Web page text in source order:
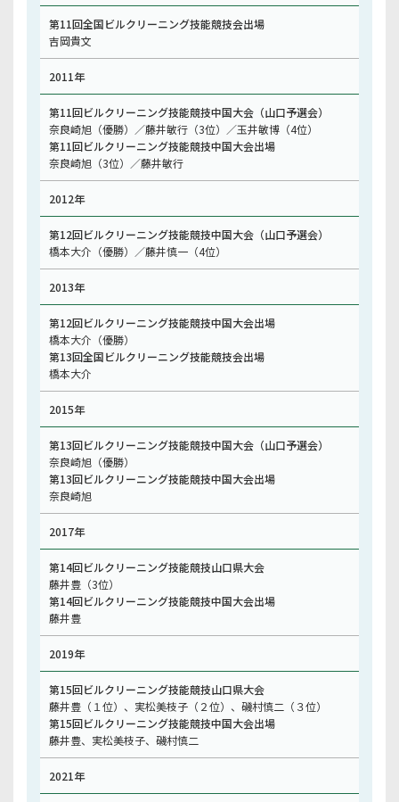
第11回全国ビルクリーニング技能競技会出場
吉岡貴文
2011年
第11回ビルクリーニング技能競技中国大会（山口予選会）
奈良崎旭（優勝）／藤井敏行（3位）／玉井敏博（4位）
第11回ビルクリーニング技能競技中国大会出場
奈良崎旭（3位）／藤井敏行
2012年
第12回ビルクリーニング技能競技中国大会（山口予選会）
橋本大介（優勝）／藤井慎一（4位）
2013年
第12回ビルクリーニング技能競技中国大会出場
橋本大介（優勝）
第13回全国ビルクリーニング技能競技会出場
橋本大介
2015年
第13回ビルクリーニング技能競技中国大会（山口予選会）
奈良崎旭（優勝）
第13回ビルクリーニング技能競技中国大会出場
奈良崎旭
2017年
第14回ビルクリーニング技能競技山口県大会
藤井豊（3位）
第14回ビルクリーニング技能競技中国大会出場
藤井豊
2019年
第15回ビルクリーニング技能競技山口県大会
藤井豊（１位）、実松美枝子（２位）、磯村慎二（３位）
第15回ビルクリーニング技能競技中国大会出場
藤井豊、実松美枝子、磯村慎二
2021年